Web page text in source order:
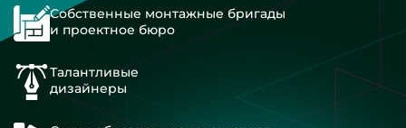
Собственные монтажные бригады
и проектное бюро
Талантливые
дизайнеры